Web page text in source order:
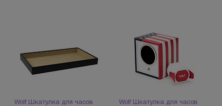
Wolf Шкатулка для часов
Wolf Шкатулка для часов